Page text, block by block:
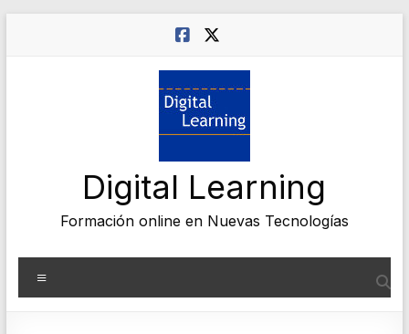
Digital Learning
Formación online en Nuevas Tecnologías